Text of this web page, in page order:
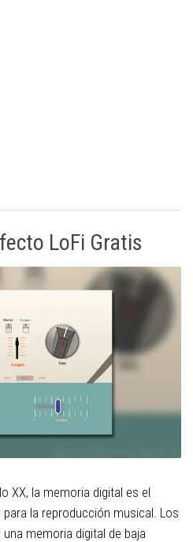
LoFi Gratis
XX, la memoria digital es el
la reproducción musical. Los
memoria digital de baja